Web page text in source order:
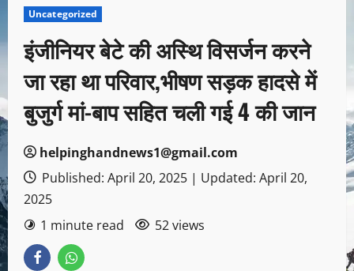
Uncategorized
इंजीनियर बेटे की अस्थि विसर्जन करने
जा रहा था परिवार,भीषण सड़क हादसे में
बुजुर्ग मां-बाप सहित चली गई 4 की जान
helpinghandnews1@gmail.com
Published: April 20, 2025 | Updated: April 20,
2025
1 minute read
52 views